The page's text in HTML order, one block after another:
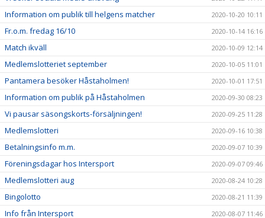
Information om publik till helgens matcher 2020-10-20 10:11
Fr.o.m. fredag 16/10 2020-10-14 16:16
Match ikväll 2020-10-09 12:14
Medlemslotteriet september 2020-10-05 11:01
Pantamera besöker Håstaholmen! 2020-10-01 17:51
Information om publik på Håstaholmen 2020-09-30 08:23
Vi pausar säsongskorts-försäljningen! 2020-09-25 11:28
Medlemslotteri 2020-09-16 10:38
Betalningsinfo m.m. 2020-09-07 10:39
Föreningsdagar hos Intersport 2020-09-07 09:46
Medlemslotteri aug 2020-08-24 10:28
Bingolotto 2020-08-21 11:39
Info från Intersport 2020-08-07 11:46